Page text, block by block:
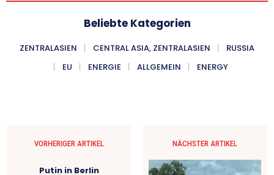
Beliebte Kategorien
ZENTRALASIEN CENTRAL ASIA, ZENTRALASIEN
RUSSIA
EU
ENERGIE ALLGEMEIN ENERGY
VORHERIGER ARTIKEL
Putin in Berlin
NÄCHSTER ARTIKEL